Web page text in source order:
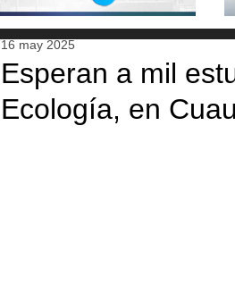
Esperan a mil
Ecología, en
16 may 2025